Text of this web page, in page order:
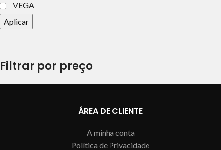
VEGA
Aplicar
Filtrar por preço
ÁREA DE CLIENTE
A minha conta
Política de Privacidade